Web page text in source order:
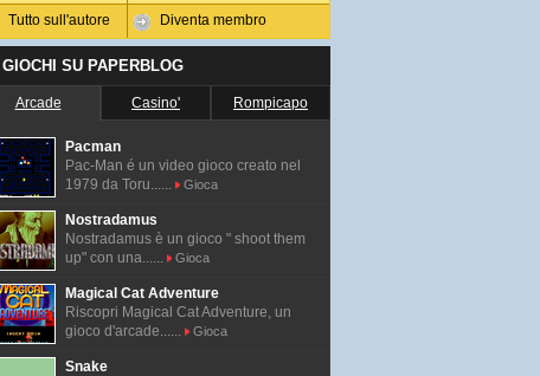
Tutto sull'autore Diventa membro
I GIOCHI SU PAPERBLOG
Arcade Casino' Rompicapo
Pacman
Pac-Man é un video gioco creato nel
1979 da Toru......
Gioca
Nostradamus
Nostradamus è un gioco " shoot them
up" con una......
Gioca
Magical Cat Adventure
Riscopri Magical Cat Adventure, un
gioco d'arcade......
Gioca
Snake